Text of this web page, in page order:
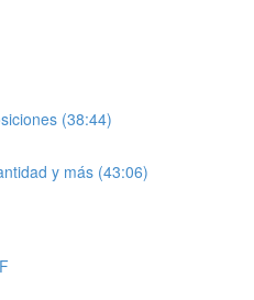
(38:44)
y más (43:06)